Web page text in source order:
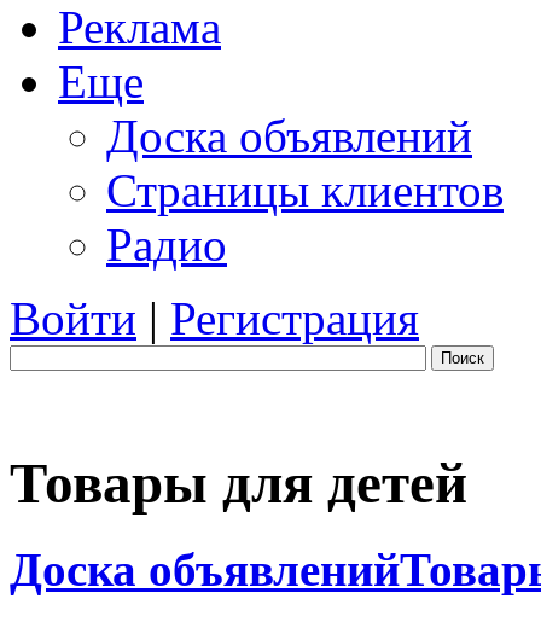
Реклама
Еще
Доска объявлений
Страницы клиентов
Радио
Войти | Регистрация
Поиск
Товары для детей
Доска объявлений